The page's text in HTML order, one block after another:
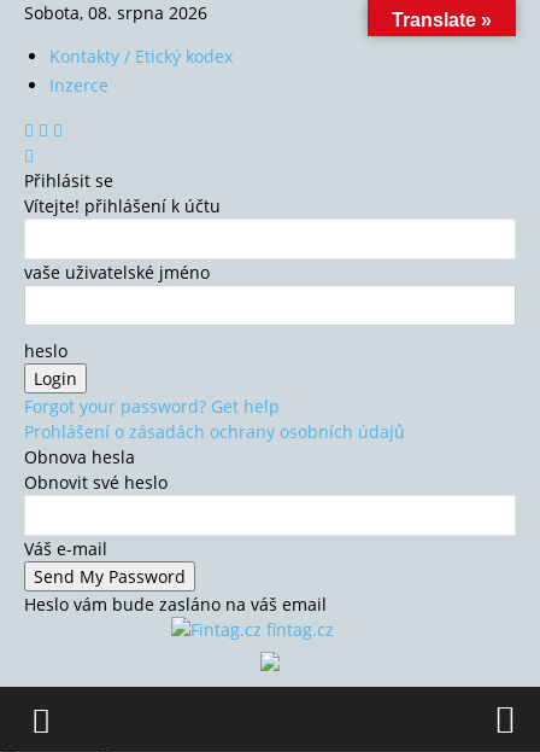
Sobota, 08. srpna 2026
Kontakty / Etický kodex
Inzerce
Přihlásit se
Vítejte! přihlášení k účtu
vaše uživatelské jméno
heslo
Forgot your password? Get help
Prohlášení o zásadách ochrany osobních údajů
Obnova hesla
Obnovit své heslo
Váš e-mail
Heslo vám bude zasláno na váš email
fintag.cz
Translate »